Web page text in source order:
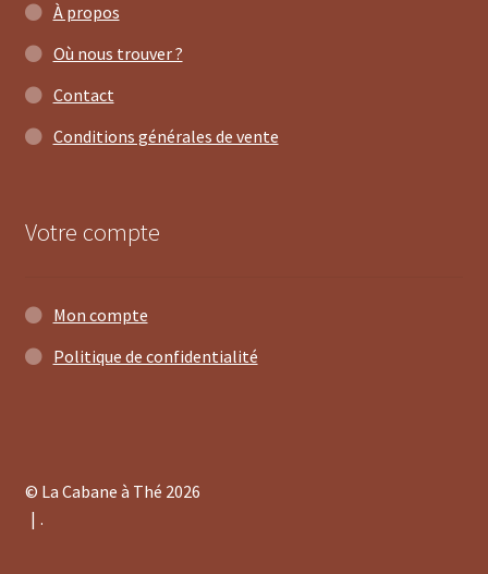
À propos
Où nous trouver ?
Contact
Conditions générales de vente
Votre compte
Mon compte
Politique de confidentialité
© La Cabane à Thé 2026
.